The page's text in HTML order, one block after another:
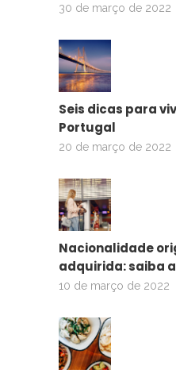
30 de março de 2022
Seis dicas para
Portugal
20 de março de 2022
Nacionalidade
adquirida: saiba
10 de março de 2022